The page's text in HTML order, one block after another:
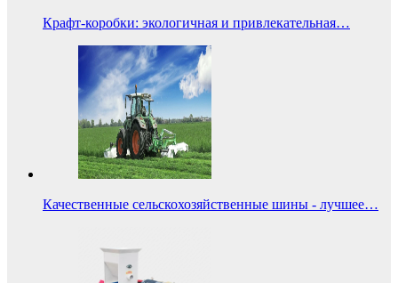
Крафт-коробки: экологичная и привлекательная…
Качественные сельскохозяйственные шины - лучшее…